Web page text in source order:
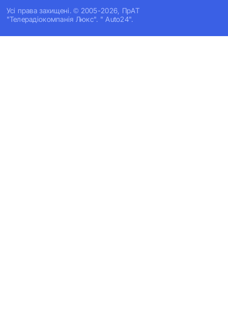
Усi права захищенi. © 2005-2026, ПрАТ
"Телерадіокомпанія Люкс". " Auto24".